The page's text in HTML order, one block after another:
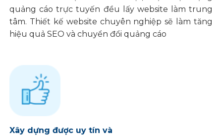
quảng cáo trực tuyến đều lấy website làm trung
tâm. Thiết kế website chuyên nghiệp sẽ làm tăng
hiệu quả SEO và chuyển đổi quảng cáo
Xây dựng được uy tín và